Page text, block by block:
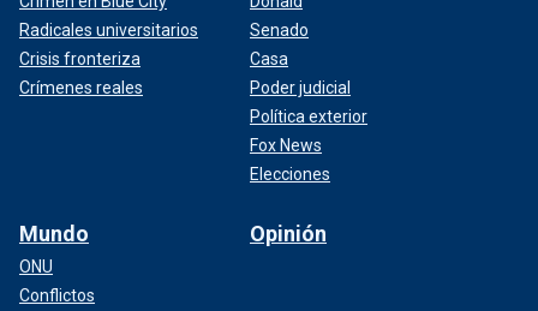
Radicales universitarios
Crisis fronteriza
Crímenes reales
Senado
Casa
Poder judicial
Política exterior
Fox News
Elecciones
Mundo
ONU
Conflictos
Opinión